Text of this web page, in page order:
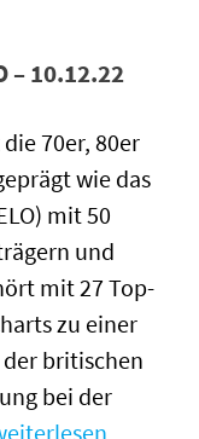
– 10.12.22
70er, 80er
wie das
mit 50
und
mit 27 Top-
zu einer
britischen
bei der